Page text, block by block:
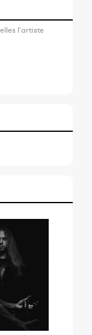
l'artiste